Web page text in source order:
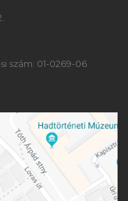
szám: 01-0269-06